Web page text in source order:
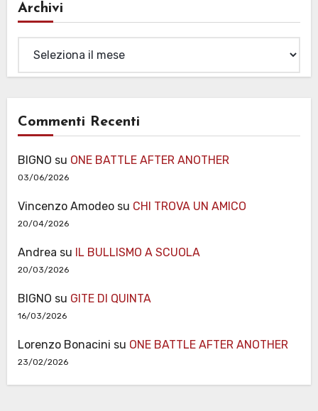
Archivi
Commenti Recenti
BIGNO su ONE BATTLE AFTER ANOTHER
03/06/2026
Vincenzo Amodeosu CHI TROVA UN AMICO
20/04/2026
Andrea su IL BULLISMO A SCUOLA
20/03/2026
BIGNO su GITE DI QUINTA
16/03/2026
Lorenzo Bonacini su ONE BATTLE AFTER ANOTHER
23/02/2026